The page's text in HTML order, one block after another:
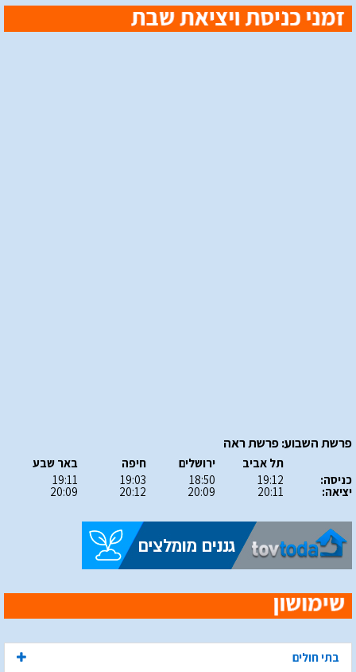
פרשת השבוע: פרשת ראה
כניסה:
יציאה:
תל אביב
19:12
20:11
ירושלים
18:50
20:09
חיפה
19:03
20:12
באר שבע
19:11
20:09
בתי חולים